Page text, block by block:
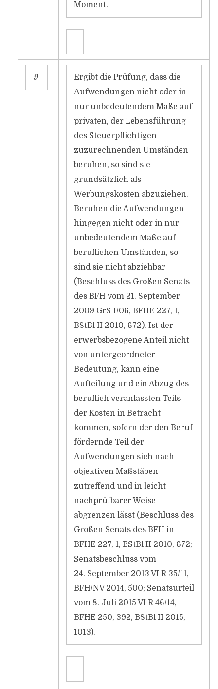
Moment.
9
Ergibt die Prüfung, dass die
Aufwendungen nicht oder in
nur unbedeutendem Maße auf
privaten, der Lebensführung
des Steuerpflichtigen
zuzurechnenden Umständen
beruhen, so sind sie
grundsätzlich als
Werbungskosten abzuziehen.
Beruhen die Aufwendungen
hingegen nicht oder in nur
unbedeutendem Maße auf
beruflichen Umständen, so
sind sie nicht abziehbar
(Beschluss des Großen Senats
des BFH vom 21. September
2009 GrS 1/06, BFHE 227, 1,
BStBl II 2010, 672). Ist der
erwerbsbezogene Anteil nicht
von untergeordneter
Bedeutung, kann eine
Aufteilung und ein Abzug des
beruflich veranlassten Teils
der Kosten in Betracht
kommen, sofern der den Beruf
fördernde Teil der
Aufwendungen sich nach
objektiven Maßstäben
zutreffend und in leicht
nachprüfbarer Weise
abgrenzen lässt (Beschluss des
Großen Senats des BFH in
BFHE 227, 1, BStBl II 2010, 672;
Senatsbeschluss vom
24. September 2013 VI R 35/11,
BFH/NV 2014, 500; Senatsurteil
vom 8. Juli 2015 VI R 46/14,
BFHE 250, 392, BStBl II 2015,
1013).